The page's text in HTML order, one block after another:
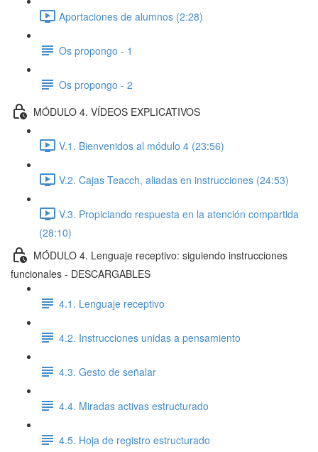
Aportaciones de alumnos (2:28)
Os propongo - 1
Os propongo - 2
MÓDULO 4. VÍDEOS EXPLICATIVOS
V.1. Bienvenidos al módulo 4 (23:56)
V.2. Cajas Teacch, aliadas en instrucciones (24:53)
V.3. Propiciando respuesta en la atención compartida
(28:10)
MÓDULO 4. Lenguaje receptivo: siguiendo instrucciones
funcionales - DESCARGABLES
4.1. Lenguaje receptivo
4.2. Instrucciones unidas a pensamiento
4.3. Gesto de señalar
4.4. Miradas activas estructurado
4.5. Hoja de registro estructurado